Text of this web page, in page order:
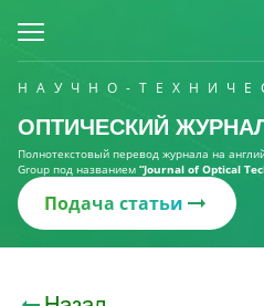
НАУЧНО-
ОПТИЧЕСКИЙ
Полнотекстовый перевод журнала на
Group под названием “Journal of Optical
Подача статьи